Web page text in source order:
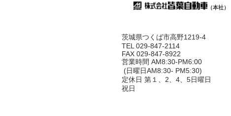
（本社）
茨城県つくば市高野1219-4
TEL 029-847-2114
FAX 029-847-8922
営業時間 AM8:30-PM6:00
(日曜日AM8:30- PM5:30)
定休日 第１、2、4、5日曜日
祝日